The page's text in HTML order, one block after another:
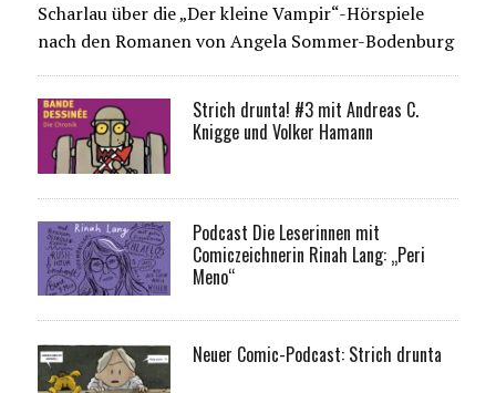
Scharlau über die „Der kleine Vampir“-Hörspiele
nach den Romanen von Angela Sommer-Bodenburg
Strich drunta! #3 mit Andreas C.
Knigge und Volker Hamann
Podcast Die Leserinnen mit
Comiczeichnerin Rinah Lang: „Peri
Meno“
Neuer Comic-Podcast: Strich drunta